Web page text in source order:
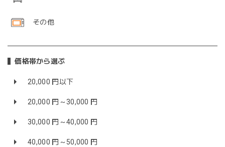
その他
価格帯から選ぶ
20,000 円以下
20,000 円～30,000 円
30,000 円～40,000 円
40,000 円～50,000 円